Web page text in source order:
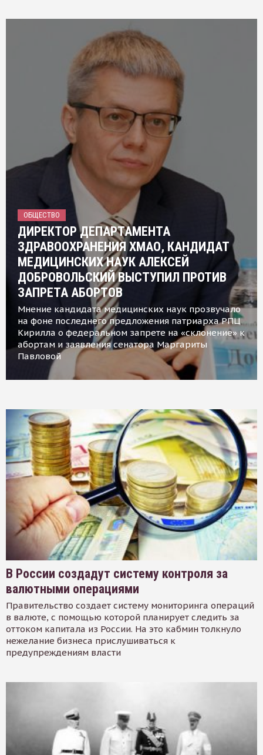
ОБЩЕСТВО
ДИРЕКТОР ДЕПАРТАМЕНТА
ЗДРАВООХРАНЕНИЯ ХМАО, КАНДИДАТ
МЕДИЦИНСКИХ НАУК АЛЕКСЕЙ
ДОБРОВОЛЬСКИЙ ВЫСТУПИЛ ПРОТИВ
ЗАПРЕТА АБОРТОВ
Мнение кандидата медицинских наук прозвучало
на фоне последнего предложения патриарха РПЦ
Кирилла о федеральном запрете на «склонение» к
абортам и заявления сенатора Маргариты
Павловой
В России создадут систему контроля за
валютными операциями
Правительство создает систему мониторинга операций
в валюте, с помощью которой планирует следить за
оттоком капитала из России. На это кабмин толкнуло
нежелание бизнеса прислушиваться к
предупреждениям власти